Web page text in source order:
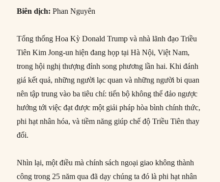
Biên dịch:Phan Nguyên
Tổng thống Hoa Kỳ Donald Trump và nhà lãnh đạo Triều
Tiên Kim Jong-un hiện đang họp tại Hà Nội, Việt Nam,
trong hội nghị thượng đỉnh song phương lần hai. Khi đánh
giá kết quả, những người lạc quan và những người bi quan
nên tập trung vào ba tiêu chí: tiến bộ không thể đảo ngược
hướng tới việc đạt được một giải pháp hòa bình chính thức,
phi hạt nhân hóa, và tiềm năng giúp chế độ Triều Tiên thay
đổi.
Nhìn lại, một điều mà chính sách ngoại giao không thành
công trong 25 năm qua đã dạy chúng ta đó là phi hạt nhân